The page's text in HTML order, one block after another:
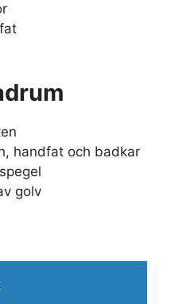
handfat och badkar
golv